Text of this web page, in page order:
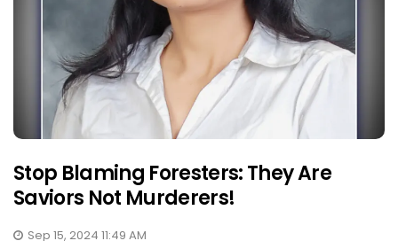
Stop Blaming Foresters: They Are
Saviors Not Murderers!
Sep 15, 2024 11:49 AM